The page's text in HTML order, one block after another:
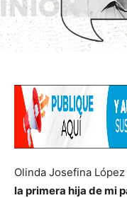
Olinda Josefina
la primera hija de mi